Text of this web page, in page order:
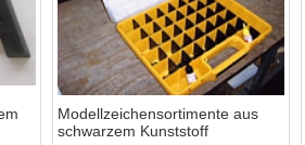
Modellzeichensortimente aus
schwarzem Kunststoff